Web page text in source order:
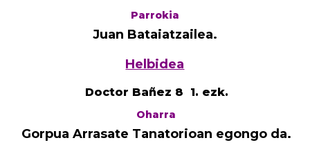
Parrokia
Juan Bataiatzailea.
Helbidea
Doctor Bañez 8 1. ezk.
Oharra
Gorpua Arrasate Tanatorioan egongo da.